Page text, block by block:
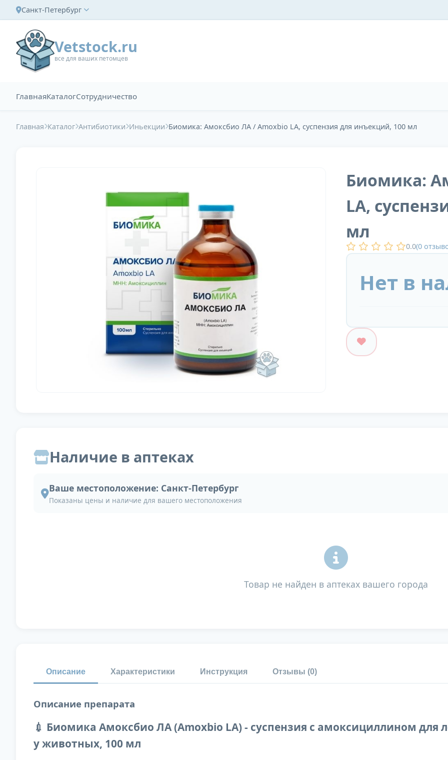
Санкт-Петербург
Vetstock.ru
все для ваших петомцев
ГлавнаяКаталогСотрудничество
Главная Каталог Антибиотики Иньекции Биомика: Амоксбио ЛА / Amoxbio LA, суспензия для инъекций, 100 мл
Биомика:
LA,
мл
0.0(0
Нет в
Наличие в аптеках
Ваше местоположение: Санкт-Петербург
Показаны цены и наличие для вашего местоположения
Товар не найден в аптеках вашего города
Описание Характеристики Инструкция Отзывы (0)
Описание препарата
💉 Биомика Амоксбио ЛА (Amoxbio LA) - суспензия с амоксициллином
у животных, 100 мл